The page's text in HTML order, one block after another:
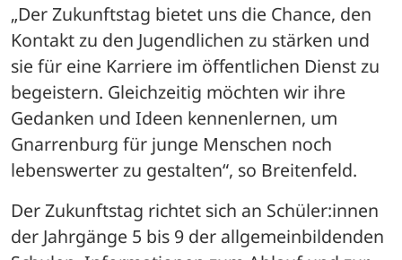
„Der Zukunftstag bietet uns die Chance, den
Kontakt zu den Jugendlichen zu stärken und
sie für eine Karriere im öffentlichen Dienst zu
begeistern. Gleichzeitig möchten wir ihre
Gedanken und Ideen kennenlernen, um
Gnarrenburg für junge Menschen noch
lebenswerter zu gestalten“, so Breitenfeld.
Der Zukunftstag richtet sich an Schüler:innen
der Jahrgänge 5 bis 9 der allgemeinbildenden